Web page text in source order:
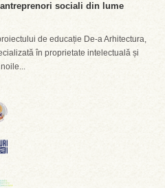
sociali din lume
de educație De-a Arhitectura,
în proprietate intelectuală și